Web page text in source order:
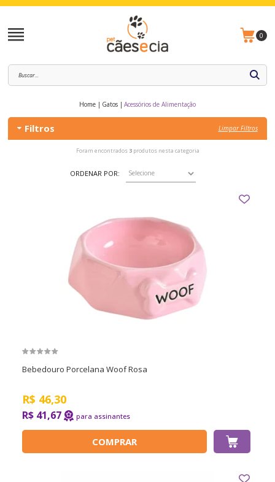
0
Home Gatos Acessórios de Alimentação
Filtros Limpar Filtros
Foram encontrados 3produtos nesta categoria
ORDENAR POR:
Bebedouro Porcelana Woof Rosa
R$ 46,30
R$ 41,67
COMPRAR